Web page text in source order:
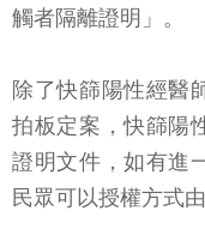
觸者隔離證明」。
除了快篩陽性經醫
拍板定案，快篩陽
證明文件，如有進
民眾可以授權方式